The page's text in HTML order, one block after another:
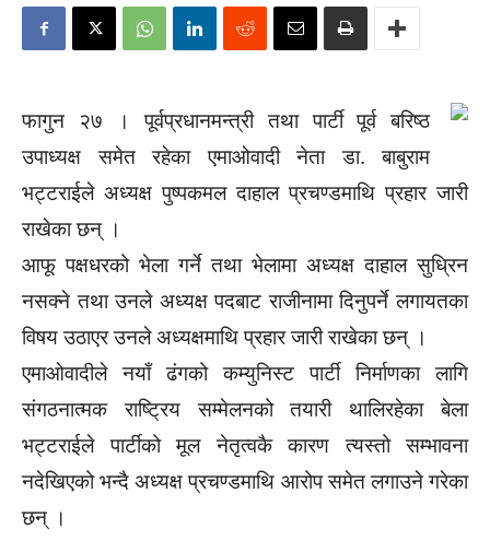
फागुन २७ । पूर्वप्रधानमन्त्री तथा पार्टी पूर्व बरिष्ठ
उपाध्यक्ष समेत रहेका एमाओवादी नेता डा. बाबुराम
भट्टराईले अध्यक्ष पुष्पकमल दाहाल प्रचण्डमाथि प्रहार जारी
राखेका छन् ।
आफू पक्षधरको भेला गर्ने तथा भेलामा अध्यक्ष दाहाल सुध्रिन
नसक्ने तथा उनले अध्यक्ष पदबाट राजीनामा दिनुपर्ने लगायतका
विषय उठाएर उनले अध्यक्षमाथि प्रहार जारी राखेका छन् ।
एमाओवादीले नयाँ ढंगको कम्युनिस्ट पार्टी निर्माणका लागि
संगठनात्मक राष्ट्रिय सम्मेलनको तयारी थालिरहेका बेला
भट्टराईले पार्टीको मूल नेतृत्वकै कारण त्यस्तो सम्भावना
नदेखिएको भन्दै अध्यक्ष प्रचण्डमाथि आरोप समेत लगाउने गरेका
छन् ।